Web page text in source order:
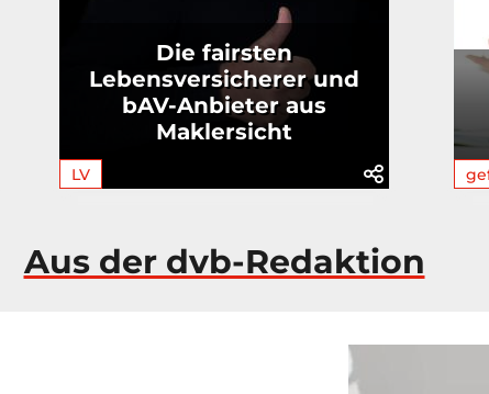
Die fairsten
Lebensversicherer und
bAV-Anbieter aus
Maklersicht
LV
Aus der dvb-Redaktion